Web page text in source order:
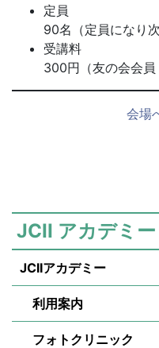
定員
90名（定員になり
受講料
300円（友の会会員
会場
JCII アカデミー
JCIIアカデミー
利用案内
フォトクリニック